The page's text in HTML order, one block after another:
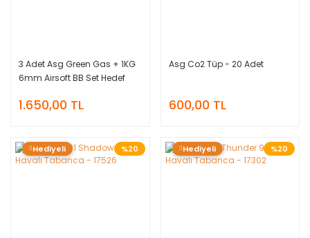
3 Adet Asg Green Gas + 1KG
6mm Airsoft BB Set Hedef
1.650,00 TL
Asg Co2 Tüp - 20 Adet
600,00 TL
%20
Hediyeli %20
Hediyeli